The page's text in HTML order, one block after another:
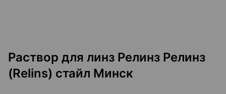
Раствор для линз Релинз Релинз
(Relins) стайл Минск